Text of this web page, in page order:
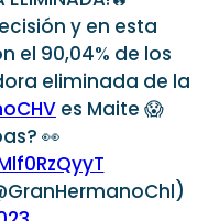
y en esta
el 90,04% de los
eliminada de la
es Maite 😱
👀